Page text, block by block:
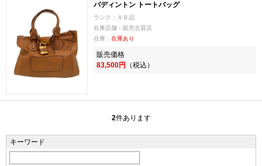
パディントン トートバッグ
ランク：ＡＢ品
在庫店舗：販売古賀店
在庫： 在庫あり
販売価格
83,500円 （税込）
2件あります
キーワード